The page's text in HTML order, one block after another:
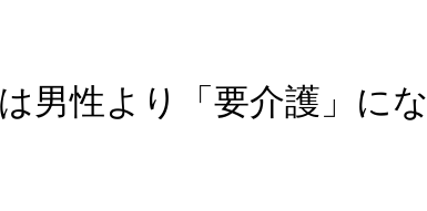
男性より「要介護」にな